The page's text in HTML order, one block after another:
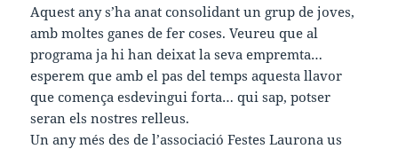
Aquest any s’ha anat consolidant un grup de joves,
amb moltes ganes de fer coses. Veureu que al
programa ja hi han deixat la seva empremta…
esperem que amb el pas del temps aquesta llavor
que comença esdevingui forta… qui sap, potser
seran els nostres relleus.
Un any més des de l’associació Festes Laurona us